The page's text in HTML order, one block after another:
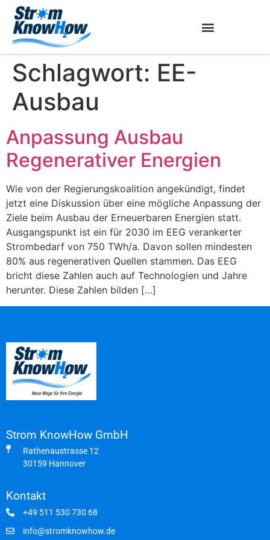
Schlagwort: EE-
Ausbau
Anpassung Ausbau
Regenerativer Energien
Wie von der Regierungskoalition angekündigt, findet
jetzt eine Diskussion über eine mögliche Anpassung der
Ziele beim Ausbau der Erneuerbaren Energien statt.
Ausgangspunkt ist ein für 2030 im EEG verankerter
Strombedarf von 750 TWh/a. Davon sollen mindesten
80% aus regenerativen Quellen stammen. Das EEG
bricht diese Zahlen auch auf Technologien und Jahre
herunter. Diese Zahlen bilden […]
Strom KnowHow GmbH
Rathenaustrasse 12
30159 Hannover
Kontakt
+49 511 530 730 68
info@stromknowhow.de